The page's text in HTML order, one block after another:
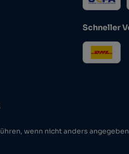
Schneller
wenn nicht anders